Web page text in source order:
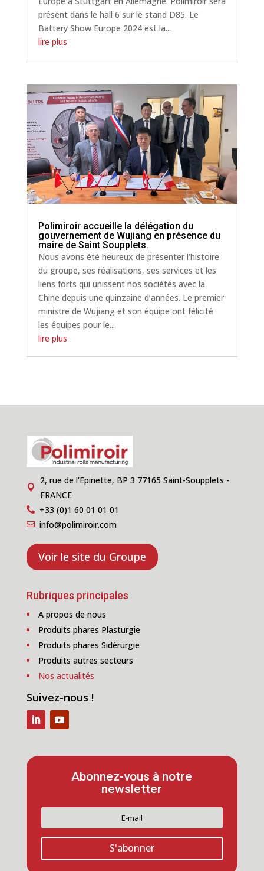
présent dans le hall 6 sur le stand D85. Le
Battery Show Europe 2024 est la...
lire plus
Polimiroir accueille la délégation du
gouvernement de Wujiang en présence du
maire de Saint Soupplets.
Nous avons été heureux de présenter l’histoire
du groupe, ses réalisations, ses services et les
liens forts qui unissent nos sociétés avec la
Chine depuis une quinzaine d’années. Le premier
ministre de Wujiang et son équipe ont félicité
les équipes pour le...
lire plus

2, rue de l’Epinette, BP 3 77165 Saint-Soupplets -
FRANCE
 +33 (0)1 60 01 01 01
 info@polimiroir.com
Voir le site du Groupe
Rubriques principales
A propos de nous
Produits phares Plasturgie
Produits phares Sidérurgie
Produits autres secteurs
Nos actualités
Suivez-nous !
Abonnez-vous à notre
newsletter
S'abonner